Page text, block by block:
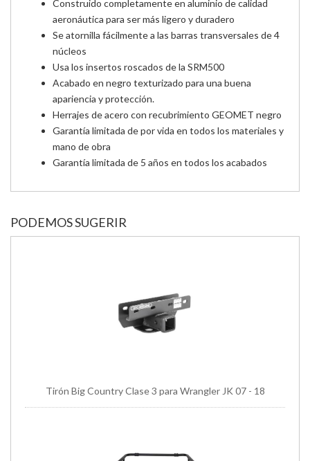
Construido completamente en aluminio de calidad
aeronáutica para ser más ligero y duradero
Se atornilla fácilmente a las barras transversales de 4
núcleos
Usa los insertos roscados de la SRM500
Acabado en negro texturizado para una buena
apariencia y protección.
Herrajes de acero con recubrimiento GEOMET negro
Garantía limitada de por vida en todos los materiales y
mano de obra
Garantía limitada de 5 años en todos los acabados
PODEMOS SUGERIR
Tirón Big Country Clase 3 para Wrangler JK 07 - 18